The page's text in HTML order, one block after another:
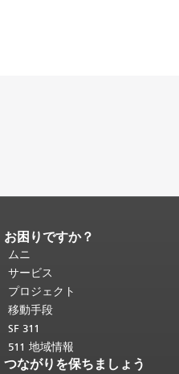
ページコンテンツの終わり。
ジの残りの部分はすべてのページ
り返されます。
頭に戻る。
お困りですか？
ムニ
サービス
プロジェクト
移動手段
SF 311
511 地域情報
つながりを保ちましょう